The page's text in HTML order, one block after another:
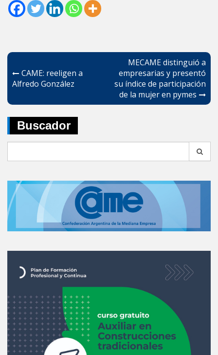
Navegación
de
entradas
CAME: reeligen a
Alfredo González
MECAME distinguió a
empresarias y presentó
su índice de participación
de la mujer en pymes
Buscador